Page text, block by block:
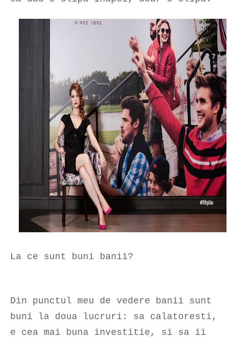
La ce sunt buni banii?
Din punctul meu de vedere banii sunt
buni la doua lucruri: sa calatoresti,
e cea mai buna investitie, si sa ii